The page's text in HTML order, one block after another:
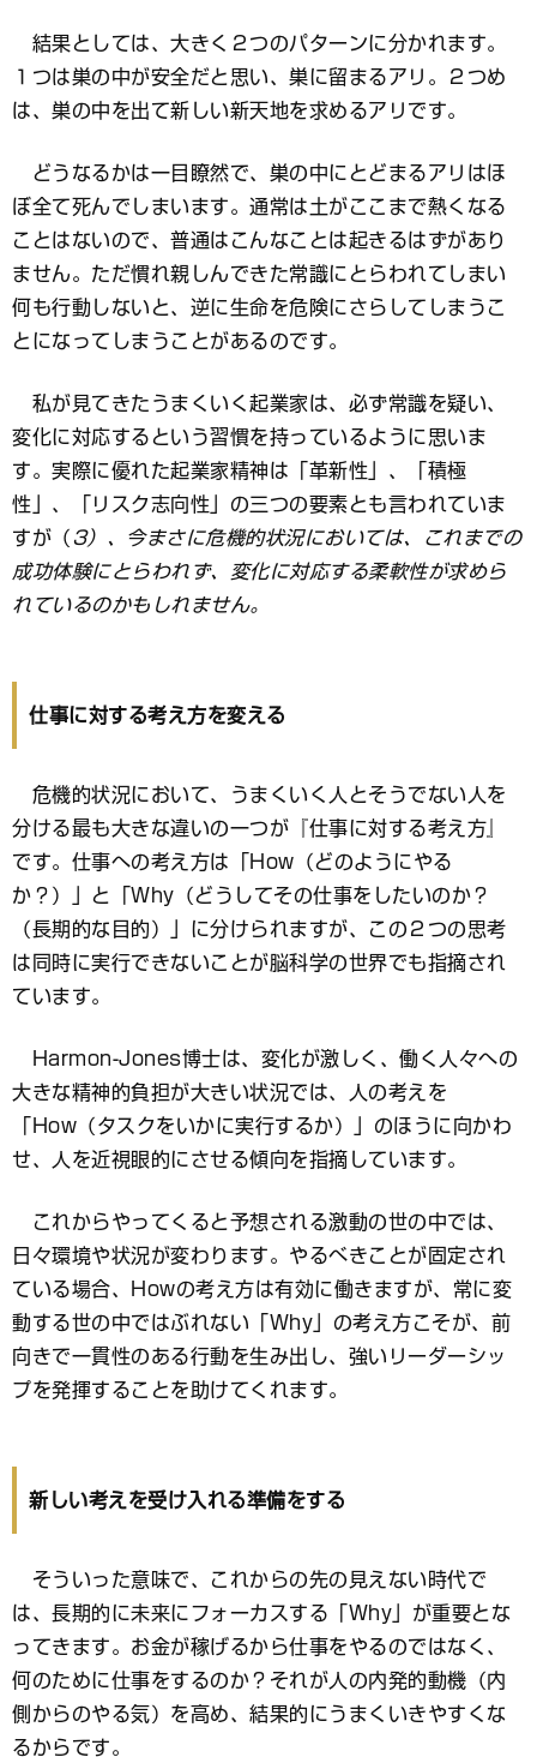
結果としては、大きく２つのパターンに分かれます。
１つは巣の中が安全だと思い、巣に留まるアリ。２つめ
は、巣の中を出て新しい新天地を求めるアリです。
どうなるかは一目瞭然で、巣の中にとどまるアリはほ
ぼ全て死んでしまいます。通常は土がここまで熱くなる
ことはないので、普通はこんなことは起きるはずがあり
ません。ただ慣れ親しんできた常識にとらわれてしまい
何も行動しないと、逆に生命を危険にさらしてしまうこ
とになってしまうことがあるのです。
私が見てきたうまくいく起業家は、必ず常識を疑い、
変化に対応するという習慣を持っているように思いま
す。実際に優れた起業家精神は「革新性」、「積極
性」、「リスク志向性」の三つの要素とも言われていま
すが（ 3）、今まさに危機的状況においては、これまでの
成功体験にとらわれず、変化に対応する柔軟性が求めら
れているのかもしれません。
仕事に対する考え方を変える
危機的状況において、うまくいく人とそうでない人を
分ける最も大きな違いの一つが『仕事に対する考え方』
です。仕事への考え方は「How（どのようにやる
か？）」と「Why（どうしてその仕事をしたいのか？
（長期的な目的）」に分けられますが、この２つの思考
は同時に実行できないことが脳科学の世界でも指摘され
ています。
Harmon-Jones博士は、変化が激しく、働く人々への
大きな精神的負担が大きい状況では、人の考えを
「How（タスクをいかに実行するか）」のほうに向かわ
せ、人を近視眼的にさせる傾向を指摘しています。
これからやってくると予想される激動の世の中では、
日々環境や状況が変わります。やるべきことが固定され
ている場合、Howの考え方は有効に働きますが、常に変
動する世の中ではぶれない「Why」の考え方こそが、前
向きで一貫性のある行動を生み出し、強いリーダーシッ
プを発揮することを助けてくれます。
新しい考えを受け入れる準備をする
そういった意味で、これからの先の見えない時代で
は、長期的に未来にフォーカスする「Why」が重要とな
ってきます。お金が稼げるから仕事をやるのではなく、
何のために仕事をするのか？それが人の内発的動機（内
側からのやる気）を高め、結果的にうまくいきやすくな
るからです。